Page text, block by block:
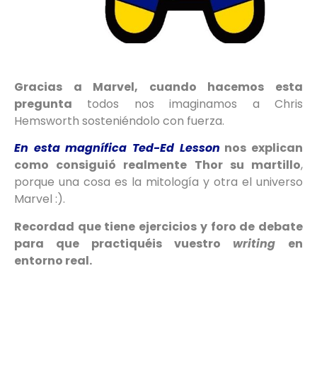
Gracias a Marvel, cuando hacemos esta
pregunta todos nos imaginamos a Chris
Hemsworth sosteniéndolo con fuerza.
En esta magnífica Ted-Ed Lesson nos explican
como consiguió realmente Thor su martillo,
porque una cosa es la mitología y otra el universo
Marvel :).
Recordad que tiene ejercicios y foro de debate
para que practiquéis vuestro writing en
entorno real.